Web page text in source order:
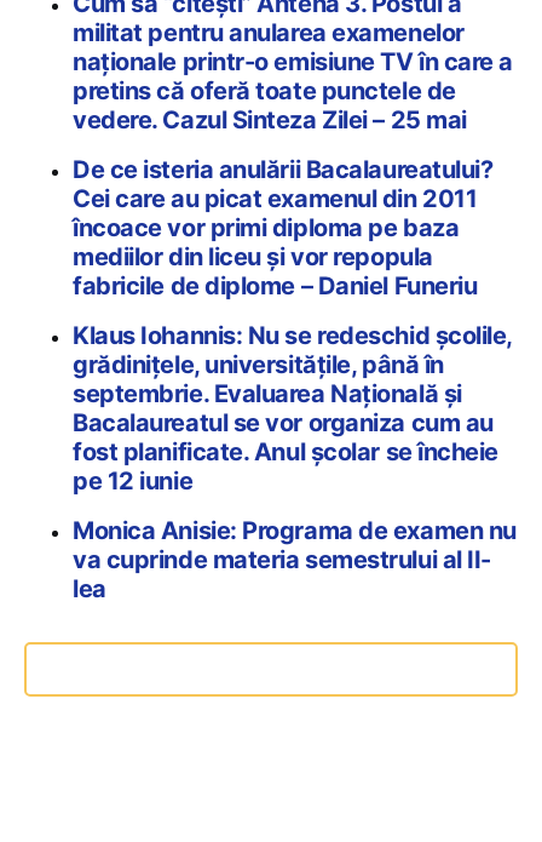
militat pentru anularea examenelor
naționale printr-o emisiune TV în care a
pretins că oferă toate punctele de
vedere. Cazul Sinteza Zilei – 25 mai
De ce isteria anulării Bacalaureatului?
Cei care au picat examenul din 2011
încoace vor primi diploma pe baza
mediilor din liceu și vor repopula
fabricile de diplome – Daniel Funeriu
Klaus Iohannis: Nu se redeschid şcolile,
grădiniţele, universitățile, până în
septembrie. Evaluarea Națională și
Bacalaureatul se vor organiza cum au
fost planificate. Anul școlar se încheie
pe 12 iunie
Monica Anisie: Programa de examen nu
va cuprinde materia semestrului al II-
lea